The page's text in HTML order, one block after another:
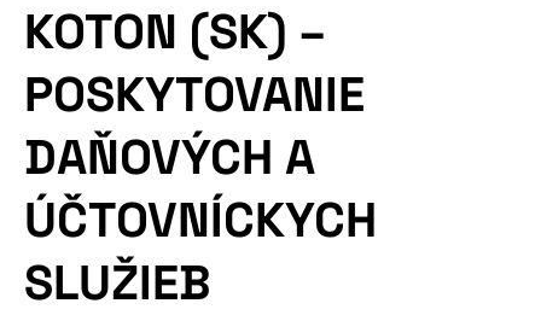
KOTON (SK) –
POSKYTOVANIE
DAŇOVÝCH A
ÚČTOVNÍCKYCH
SLUŽIEB